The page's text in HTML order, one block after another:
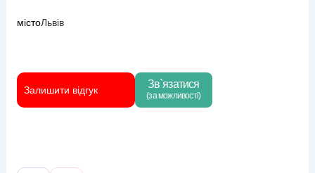
містоЛьвів
Залишити відгук Зв`язатися
(за можливості)